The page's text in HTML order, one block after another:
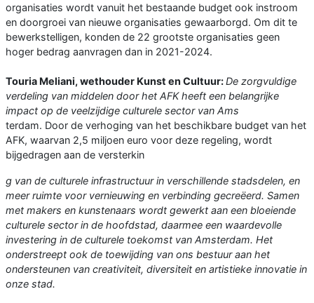
organisaties wordt vanuit het bestaande budget ook instroom
en doorgroei van nieuwe organisaties gewaarborgd. Om dit te
bewerkstelligen, konden de 22 grootste organisaties geen
hoger bedrag aanvragen dan in 2021-2024.
Touria Meliani, wethouder Kunst en Cultuur:De zorgvuldige
verdeling van middelen door het AFK heeft een belangrijke
impact op de veelzijdige culturele sector van Ams
terdam. Door de verhoging van het beschikbare budget van het
AFK, waarvan 2,5 miljoen euro voor deze regeling, wordt
bijgedragen aan de versterkin
g van de culturele infrastructuur in verschillende stadsdelen, en
meer ruimte voor vernieuwing en verbinding gecreëerd. Samen
met makers en kunstenaars wordt gewerkt aan een bloeiende
culturele sector in de hoofdstad, daarmee een waardevolle
investering in de culturele toekomst van Amsterdam. Het
onderstreept ook de toewijding van ons bestuur aan het
ondersteunen van creativiteit, diversiteit en artistieke innovatie in
onze stad.